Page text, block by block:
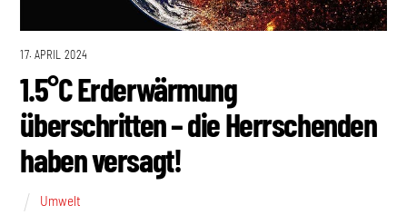
17. APRIL 2024
1.5°C Erderwärmung
überschritten – die Herrschenden
haben versagt!
Umwelt